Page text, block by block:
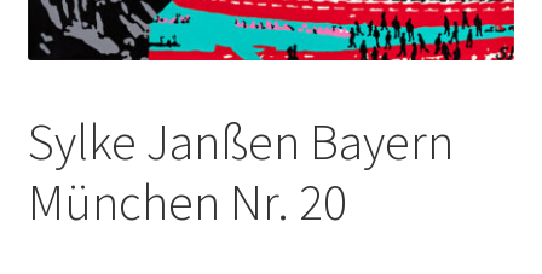
Mein Konto
✆ Service-Telefon 089 / 2323700
Sylke Janßen Bayern
München Nr. 20